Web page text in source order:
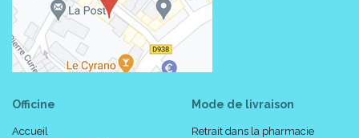
Officine
Accueil
Mode de livraison
Retrait dans la pharmacie